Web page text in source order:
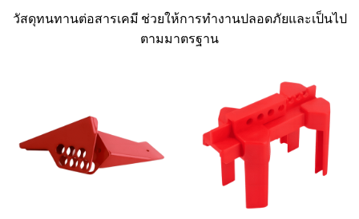
วัสดุทนทานต่อสารเคมี ช่วยให้การทำงานปลอดภัยและเป็นไป
ตามมาตรฐาน